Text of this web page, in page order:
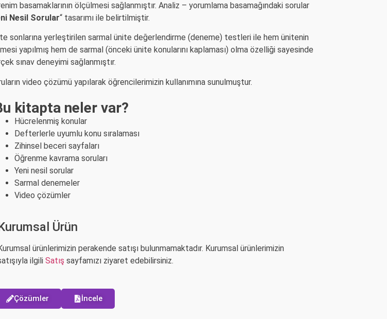
basamaklarının ölçülmesi sağlanmıştır. Analiz – yorumlama basamağındaki sorular
Nesil Sorular“ tasarımı ile belirtilmiştir.
sonlarına yerleştirilen sarmal ünite değerlendirme (deneme) testleri ile hem ünitenin
yapılmış hem de sarmal (önceki ünite konularını kaplaması) olma özelliği sayesinde
sınav deneyimi sağlanmıştır.
video çözümü yapılarak öğrencilerimizin kullanımına sunulmuştur.
kitapta neler var?
Hücrelenmiş konular
Defterlerle uyumlu konu sıralaması
Zihinsel beceri sayfaları
Öğrenme kavrama soruları
Yeni nesil sorular
Sarmal denemeler
Video çözümler
Ürün
ürünlerimizin perakende satışı bulunmamaktadır. Kurumsal ürünlerimizin
ilgili Satış sayfamızı ziyaret edebilirsiniz.
Çözümler İncele